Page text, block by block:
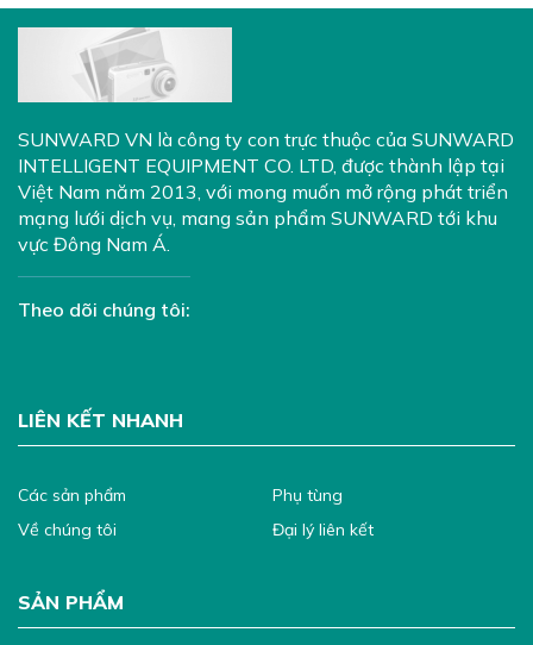
SUNWARD VN là công ty con trực thuộc của SUNWARD
INTELLIGENT EQUIPMENT CO. LTD, được thành lập tại
Việt Nam năm 2013, với mong muốn mở rộng phát triển
mạng lưới dịch vụ, mang sản phẩm SUNWARD tới khu
vực Đông Nam Á.
Theo dõi chúng tôi:
LIÊN KẾT NHANH
Các sản phẩm
Phụ tùng
Về chúng tôi
Đại lý liên kết
SẢN PHẨM